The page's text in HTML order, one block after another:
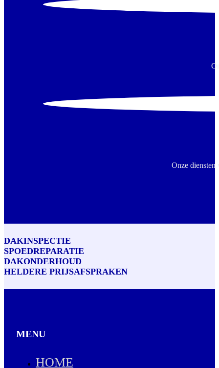
Onze diensten
DAKINSPECTIE
SPOEDREPARATIE
DAKONDERHOUD
HELDERE PRIJSAFSPRAKEN
MENU
HOME